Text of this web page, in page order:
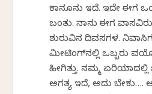
ಕಾನೂನು ಇದೆ. ಇದೇ ಈಗ
ಬಂತು. ನಾನು ಈಗ
ಶುರುವಿನ ದಿವಸಗಳ.
ಮೀಟಿಂಗ್‌ನಲ್ಲಿ ಒಬ್ಬರು
ಹೀಗಿತ್ತು. ನಮ್ಮ ಏರಿಯಾದಲ್ಲಿ
ಅಗತ್ಯ ಇದೆ, ಅದು ಬೇಕು….